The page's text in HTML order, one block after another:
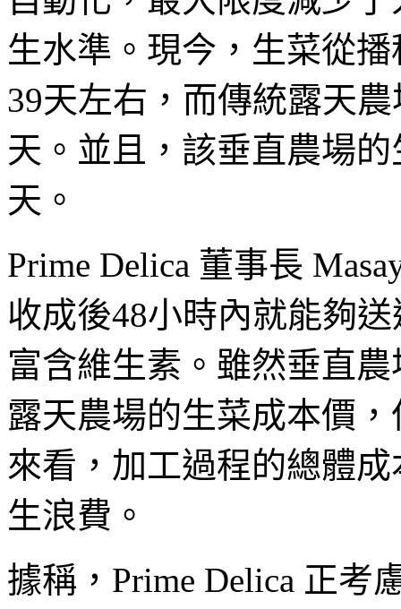
生水準。現今，生菜從
39天左右，而傳統露天
天。並且，該垂直農場
天。
Prime Delica 董事長
收成後48小時內就能夠
富含維生素。雖然垂直
露天農場的生菜成本價
來看，加工過程的總體
生浪費。
據稱，Prime Delica 正考